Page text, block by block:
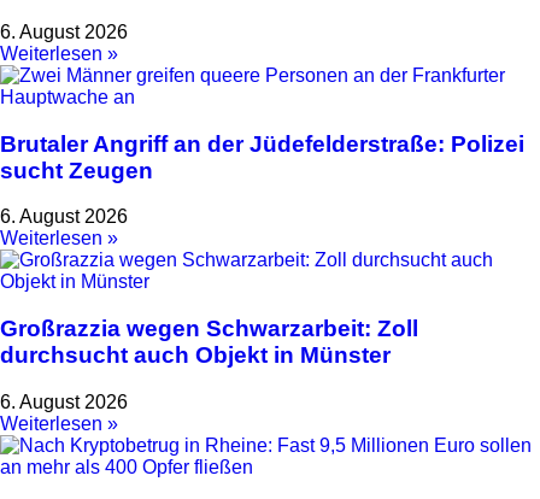
6. August 2026
Weiterlesen »
Brutaler Angriff an der Jüdefelderstraße: Polizei
sucht Zeugen
6. August 2026
Weiterlesen »
Großrazzia wegen Schwarzarbeit: Zoll
durchsucht auch Objekt in Münster
6. August 2026
Weiterlesen »